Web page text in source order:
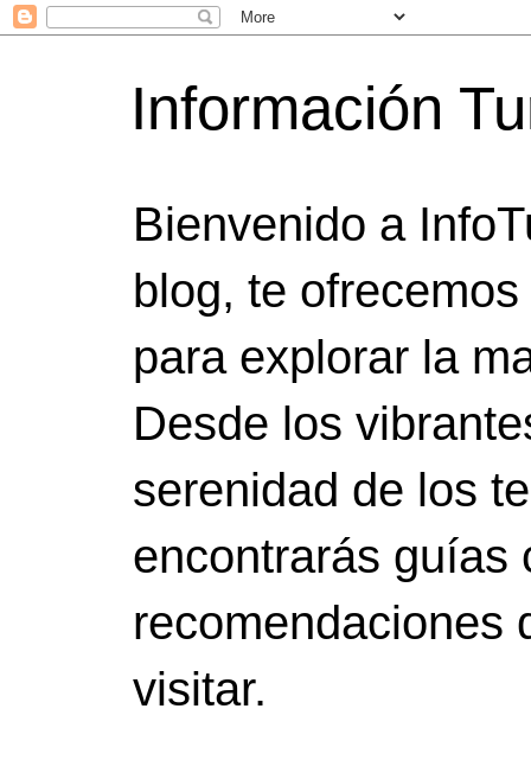
Información
Bienvenido a
blog, te
para explorar la
Desde los
serenidad de los
encontrarás guías
recomendaciones
visitar.